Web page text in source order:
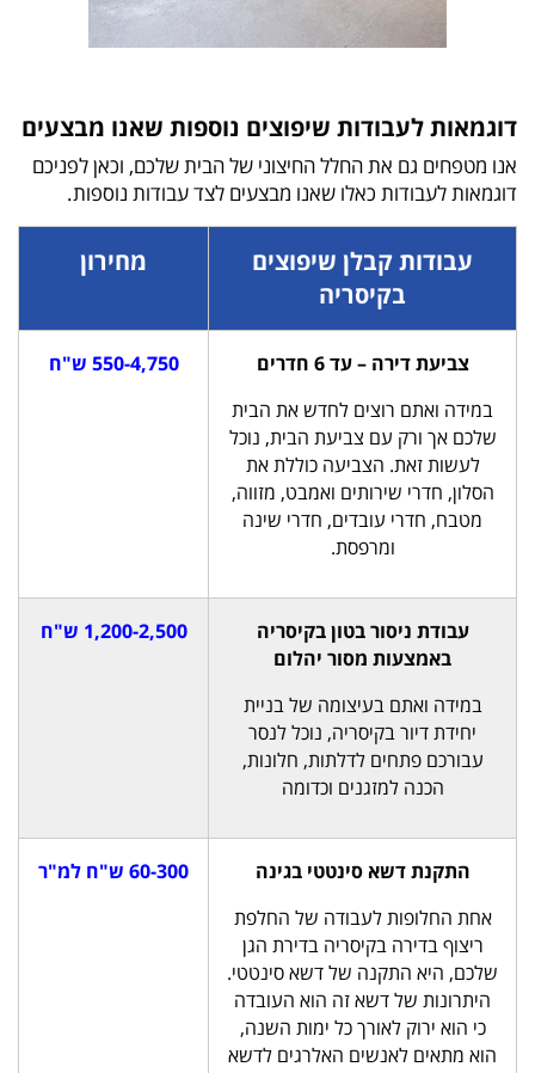
דוגמאות לעבודות שיפוצים נוספות שאנו מבצעים
אנו מטפחים גם את החלל החיצוני של הבית שלכם, וכאן לפניכם
דוגמאות לעבודות כאלו שאנו מבצעים לצד עבודות נוספות.
עבודות קבלן שיפוצים
בקיסריה
מחירון
צביעת דירה – עד 6 חדרים
במידה ואתם רוצים לחדש את הבית
שלכם אך ורק עם צביעת הבית, נוכל
לעשות זאת. הצביעה כוללת את
הסלון, חדרי שירותים ואמבט, מזווה,
מטבח, חדרי עובדים, חדרי שינה
ומרפסת.
550-4,750 ש"ח
עבודת ניסור בטון בקיסריה
באמצעות מסור יהלום
במידה ואתם בעיצומה של בניית
יחידת דיור בקיסריה, נוכל לנסר
עבורכם פתחים לדלתות, חלונות,
הכנה למזגנים וכדומה
1,200-2,500 ש"ח
התקנת דשא סינטטי בגינה
אחת החלופות לעבודה של החלפת
ריצוף בדירה בקיסריה בדירת הגן
שלכם, היא התקנה של דשא סינטטי.
היתרונות של דשא זה הוא העובדה
כי הוא ירוק לאורך כל ימות השנה,
הוא מתאים לאנשים האלרגים לדשא
60-300 ש"ח למ"ר